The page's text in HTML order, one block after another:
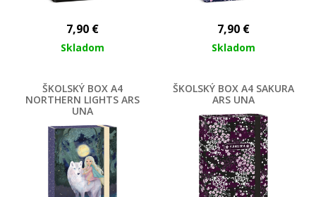
7,90 €
Skladom
7,90 €
Skladom
ŠKOLSKÝ BOX A4
NORTHERN LIGHTS ARS
UNA
ŠKOLSKÝ BOX A4 SAKURA
ARS UNA